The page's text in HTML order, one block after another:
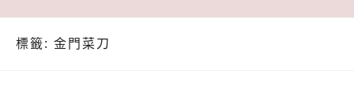
標籤: 金門菜刀